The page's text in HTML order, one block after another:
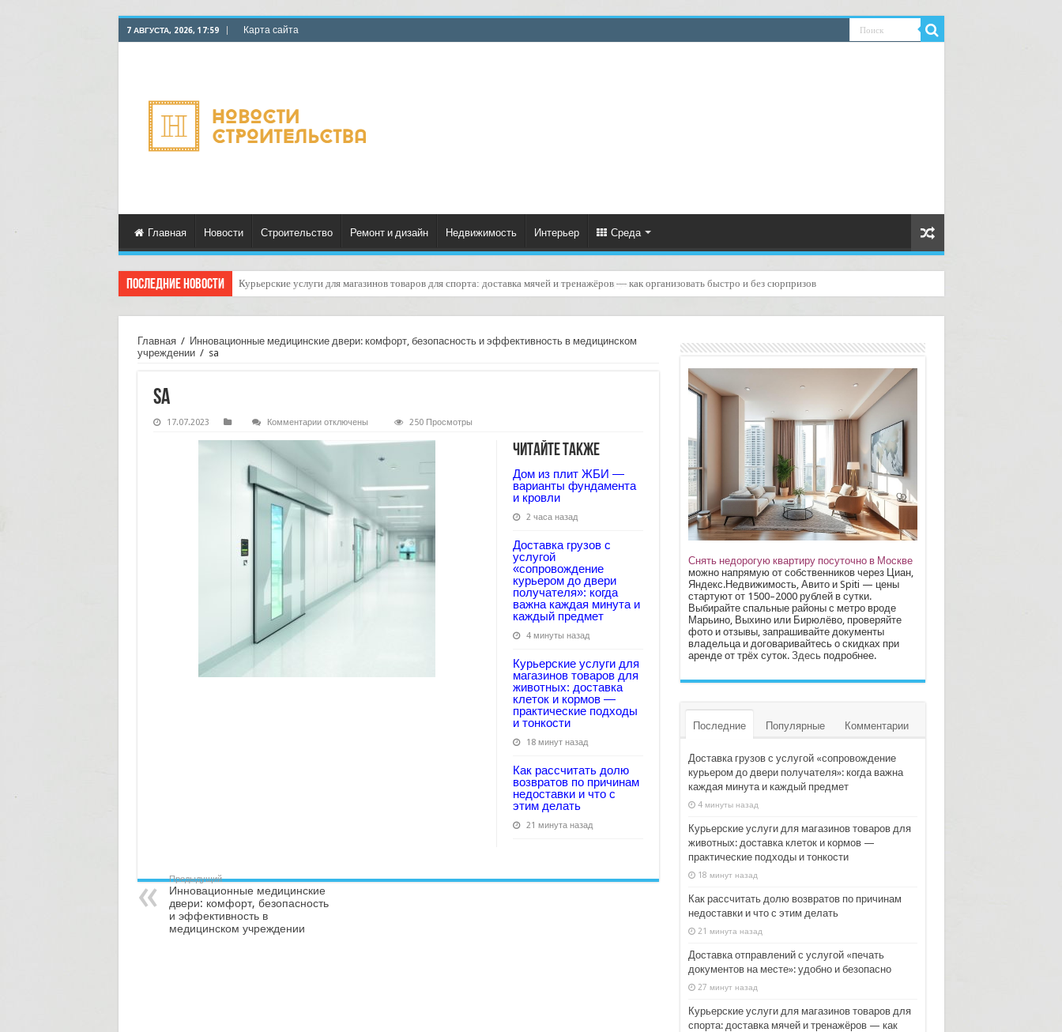
7 АВГУСТА, 2026, 17:59 Карта сайта
Главная Новости Строительство Ремонт и дизайн Недвижимость Интерьер Среда
Последние новости Как организовать доставку с учётом нормативов по шуму и времени: практическое руководство
Главная / Инновационные медицинские двери: комфорт, безопасность и эффективность в медицинском
учреждении / sa
sa
17.07.2023 Комментариик
sa
отключены 250 Просмотры
Читайте также
Дом из плит ЖБИ —
варианты фундамента
и кровли
2 часа назад
Доставка грузов с
услугой
«сопровождение
курьером до двери
получателя»: когда
важна каждая минута и
каждый предмет
4 минуты назад
Курьерские услуги для
магазинов товаров для
животных: доставка
клеток и кормов —
практические подходы
и тонкости
18 минут назад
Как рассчитать долю
возвратов по причинам
недоставки и что с
этим делать
21 минута назад
Предыдущий
Инновационные медицинские
двери: комфорт, безопасность
и эффективность в
медицинском учреждении
Снять недорогую квартиру посуточно в Москве
можно напрямую от собственников через Циан,
Яндекс.Недвижимость, Авито и Spiti — цены
стартуют от 1500–2000 рублей в сутки.
Выбирайте спальные районы с метро вроде
Марьино, Выхино или Бирюлёво, проверяйте
фото и отзывы, запрашивайте документы
владельца и договаривайтесь о скидках при
аренде от трёх суток. Здесьподробнее.
Последние Популярные Комментарии
Доставка грузов с услугой «сопровождение
курьером до двери получателя»: когда важна
каждая минута и каждый предмет
4 минуты назад
Курьерские услуги для магазинов товаров для
животных: доставка клеток и кормов —
практические подходы и тонкости
18 минут назад
Как рассчитать долю возвратов по причинам
недоставки и что с этим делать
21 минута назад
Доставка отправлений с услугой «печать
документов на месте»: удобно и безопасно
27 минут назад
Курьерские услуги для магазинов товаров для
спорта: доставка мячей и тренажёров — как